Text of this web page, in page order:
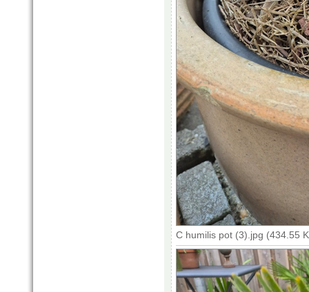
C humilis pot (3).jpg (434.55